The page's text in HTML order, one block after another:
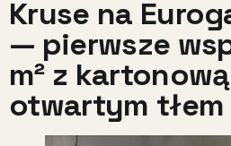
Kruse na
— pierwsze
m² z
otwartym tłem